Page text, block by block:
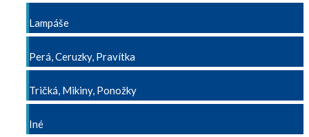
Lampáše
Perá, Ceruzky, Pravítka
Tričká, Mikiny, Ponožky
Iné